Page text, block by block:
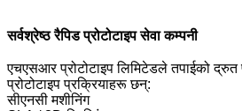
सर्वश्रेष्ठ रैपिड प्रोटोटाइप सेवा कम्पनी
एचएसआर प्रोटोटाइप लिमिटेडले तपाईको द्रुत
प्रोटोटाइप प्रक्रियाहरू छन्:
सीएनसी मशीनिंग